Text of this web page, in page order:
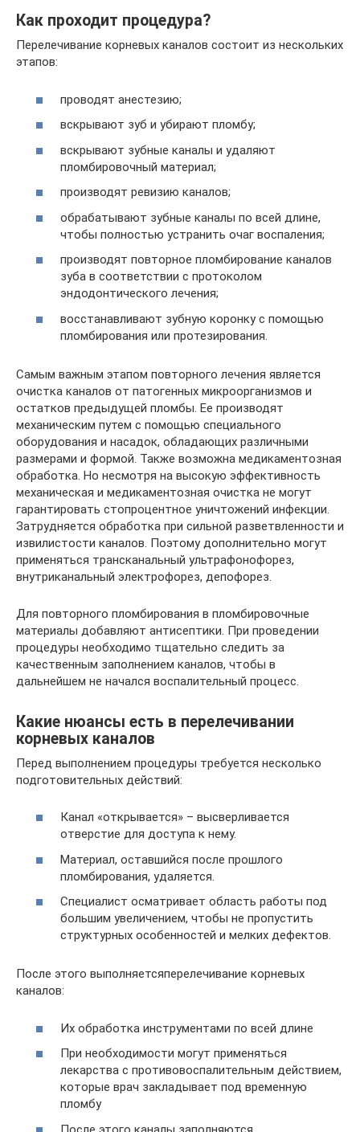
Как проходит процедура?
Перелечивание корневых каналов состоит из нескольких
этапов:
проводят анестезию;
вскрывают зуб и убирают пломбу;
вскрывают зубные каналы и удаляют
пломбировочный материал;
производят ревизию каналов;
обрабатывают зубные каналы по всей длине,
чтобы полностью устранить очаг воспаления;
производят повторное пломбирование каналов
зуба в соответствии с протоколом
эндодонтического лечения;
восстанавливают зубную коронку с помощью
пломбирования или протезирования.
Самым важным этапом повторного лечения является
очистка каналов от патогенных микроорганизмов и
остатков предыдущей пломбы. Ее производят
механическим путем с помощью специального
оборудования и насадок, обладающих различными
размерами и формой. Также возможна медикаментозная
обработка. Но несмотря на высокую эффективность
механическая и медикаментозная очистка не могут
гарантировать стопроцентное уничтожений инфекции.
Затрудняется обработка при сильной разветвленности и
извилистости каналов. Поэтому дополнительно могут
применяться трансканальный ультрафонофорез,
внутриканальный электрофорез, депофорез.
Для повторного пломбирования в пломбировочные
материалы добавляют антисептики. При проведении
процедуры необходимо тщательно следить за
качественным заполнением каналов, чтобы в
дальнейшем не начался воспалительный процесс.
Какие нюансы есть в перелечивании
корневых каналов
Перед выполнением процедуры требуется несколько
подготовительных действий:
Канал «открывается» – высверливается
отверстие для доступа к нему.
Материал, оставшийся после прошлого
пломбирования, удаляется.
Специалист осматривает область работы под
большим увеличением, чтобы не пропустить
структурных особенностей и мелких дефектов.
После этого выполняетсяперелечивание корневых
каналов:
Их обработка инструментами по всей длине
При необходимости могут применяться
лекарства с противовоспалительным действием,
которые врач закладывает под временную
пломбу